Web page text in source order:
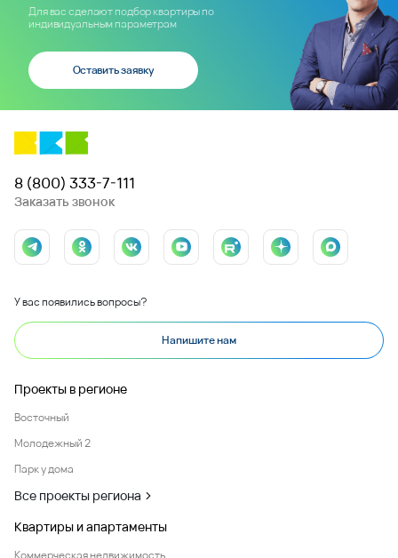
Для вас сделают подбор квартиры по
индивидуальным параметрам
Оставить заявку
8 (800) 333-7-111
Заказать звонок
У вас появились вопросы?
Напишите нам
Проекты в регионе
Восточный
Молодежный 2
Парк у дома
Все проекты региона
Квартиры и апартаменты
Коммерческая недвижимость